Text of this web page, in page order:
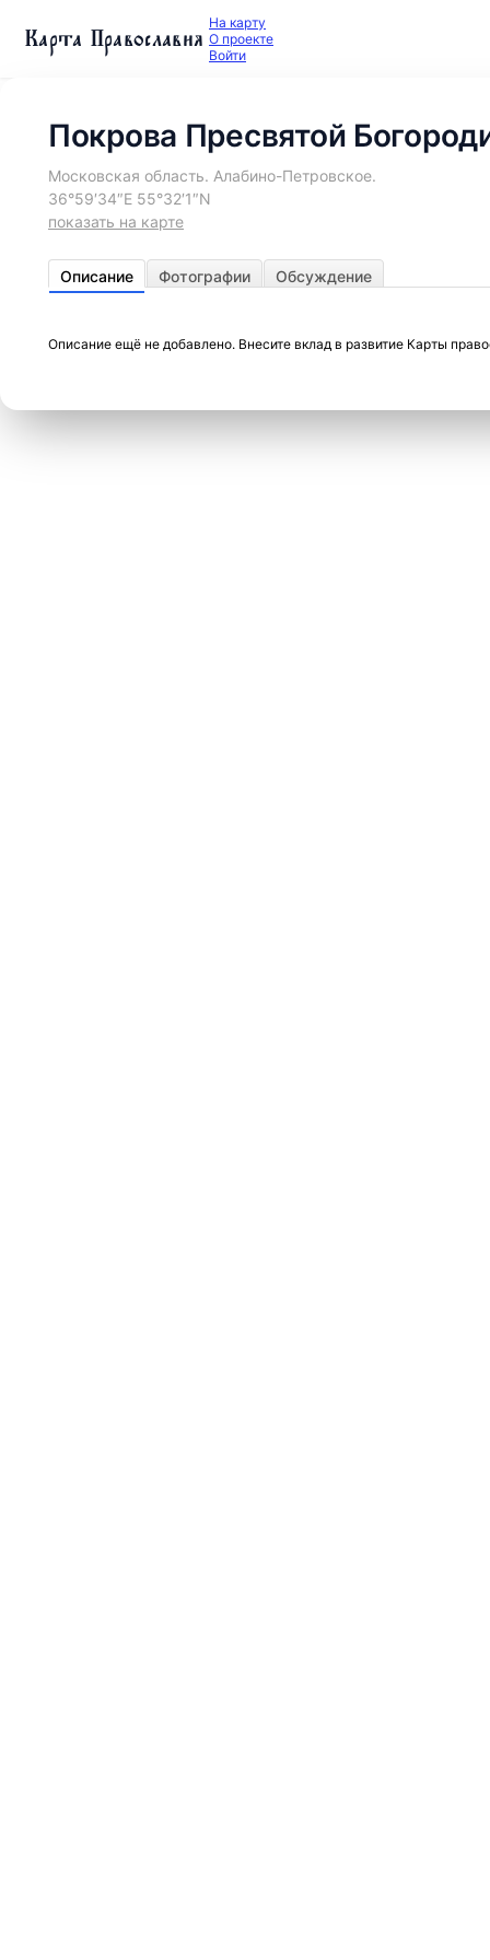
Карта Православия На карту
О проекте
Войти
Покрова Пресвятой
Московская область. Алабино-Петровское.
36°59′34″E 55°32′1″N
показать на карте
Описание Фотографии Обсуждение
Описание ещё не добавлено. Внесите вклад в развитие Карты